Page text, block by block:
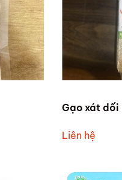
Gạo xát dối
Liên hệ